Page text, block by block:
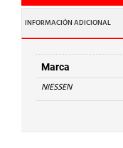
INTERRUPTOR
CON
VISOR
SKY
PLATA
cantidad
INFORMACIÓN ADICIONAL
Marca
NIESSEN